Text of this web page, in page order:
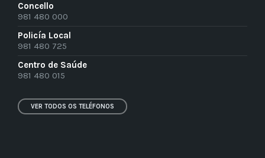
Concello
981 480 000
Policía Local
981 480 725
Centro de Saúde
981 480 015
VER TODOS OS TELÉFONOS